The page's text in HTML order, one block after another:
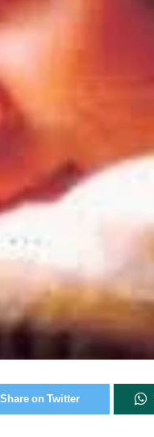
Share on Twitter